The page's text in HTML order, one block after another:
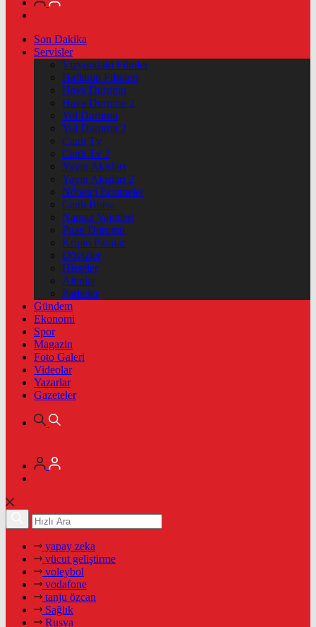
Son Dakika
Servisler
Vizyondaki Filmler
Haftanin Filmleri
Hava Durumu
Hava Durumu 2
Yol Durumu
Yol Durumu 2
Canlı Tv
Canlı Tv 2
Yayın Akışları
Yayın Akışları 2
Nöbetçi Eczaneler
Canlı Borsa
Namaz Vakitleri
Puan Durumu
Kripto Paralar
Dövizler
Hisseler
Altınlar
Pariteler
Gündem
Ekonomi
Spor
Magazin
Foto Galeri
Videolar
Yazarlar
Gazeteler
yapay zeka
vücut geliştirme
voleybol
vodafone
tanju özcan
Sağlık
Rusya